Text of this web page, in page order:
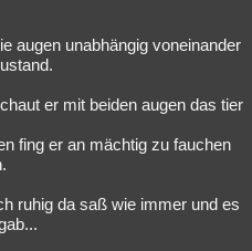
augen unabhängig voneinander
er mit beiden augen das tier
fing er an mächtig zu fauchen
ruhig da saß wie immer und es